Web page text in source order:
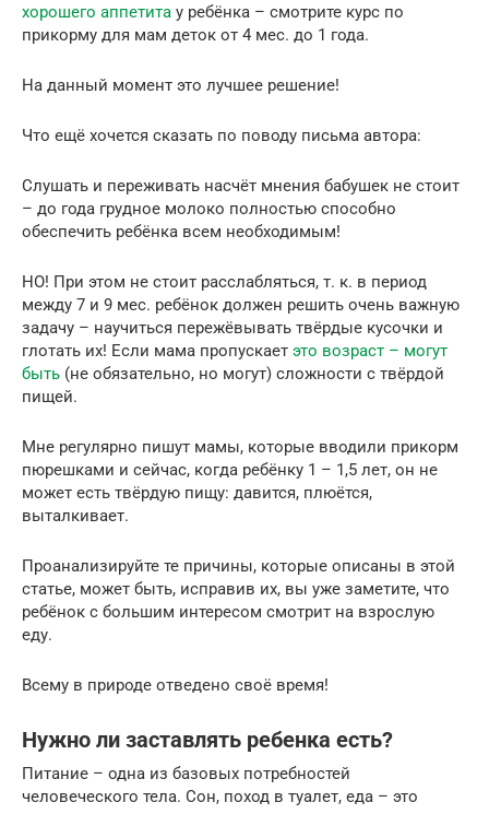
хорошего аппетита у ребёнка – смотрите курс по
прикорму для мам деток от 4 мес. до 1 года.
На данный момент это лучшее решение!
Что ещё хочется сказать по поводу письма автора:
Слушать и переживать насчёт мнения бабушек не стоит
– до года грудное молоко полностью способно
обеспечить ребёнка всем необходимым!
НО! При этом не стоит расслабляться, т. к. в период
между 7 и 9 мес. ребёнок должен решить очень важную
задачу – научиться пережёвывать твёрдые кусочки и
глотать их! Если мама пропускает это возраст – могут
быть (не обязательно, но могут) сложности с твёрдой
пищей.
Мне регулярно пишут мамы, которые вводили прикорм
пюрешками и сейчас, когда ребёнку 1 – 1,5 лет, он не
может есть твёрдую пищу: давится, плюётся,
выталкивает.
Проанализируйте те причины, которые описаны в этой
статье, может быть, исправив их, вы уже заметите, что
ребёнок с большим интересом смотрит на взрослую
еду.
Всему в природе отведено своё время!
Нужно ли заставлять ребенка есть?
Питание – одна из базовых потребностей
человеческого тела. Сон, поход в туалет, еда – это